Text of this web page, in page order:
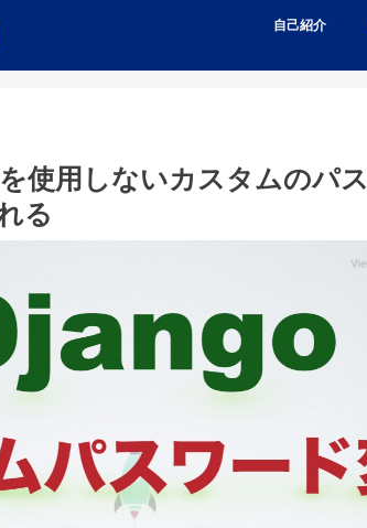
自己紹介
使用しないカスタムのパ
る